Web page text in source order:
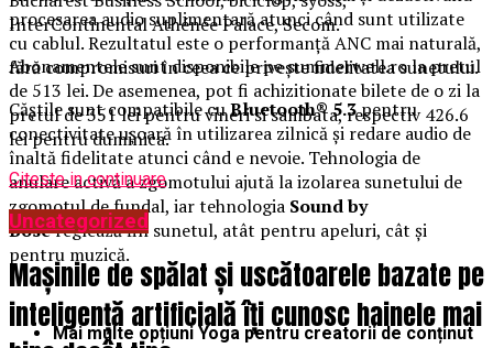
procesarea audio suplimentară atunci când sunt utilizate
cu cablul. Rezultatul este o performanță ANC mai naturală,
fără compromisuri în ceea ce privește fidelitatea sunetului.
Căștile sunt compatibile cuBluetooth® 5.3pentru
conectivitate ușoară în utilizarea zilnică și redare audio de
înaltă fidelitate atunci când e nevoie. Tehnologia de
anulare activă a zgomotului ajută la izolarea sunetului de
zgomotul de fundal, iar tehnologia Sound by
Bosereglează fin sunetul, atât pentru apeluri, cât și
pentru muzică.
Mai multe opțiuni Yoga pentru creatorii de conținut
InterContinental Athénée Palace, Secom.
Abonamentele sunt disponibile pe summerwell.ro la pretul
de 513 lei. De asemenea, pot fi achizitionate bilete de o zi la
pretul de 351 lei pentru vineri si sambata, respectiv 426.6
lei pentru duminica.
Citeste in continuare
Uncategorized
Mașinile de spălat și uscătoarele bazate pe
inteligență artificială îți cunosc hainele mai